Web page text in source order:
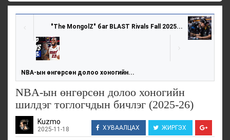
"The MongolZ" баг BLAST Rivals Fall 2025...
NBA-ын өнгөрсөн долоо хоногийн...
NBA-ын өнгөрсөн долоо хоногийн
шилдэг тоглогчдын бичлэг (2025-26)
Kuzmo
2025-11-18 ХУВААЛЦАХ ЖИРГЭХ